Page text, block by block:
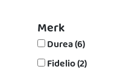
Merk
Durea (6)
Fidelio (2)